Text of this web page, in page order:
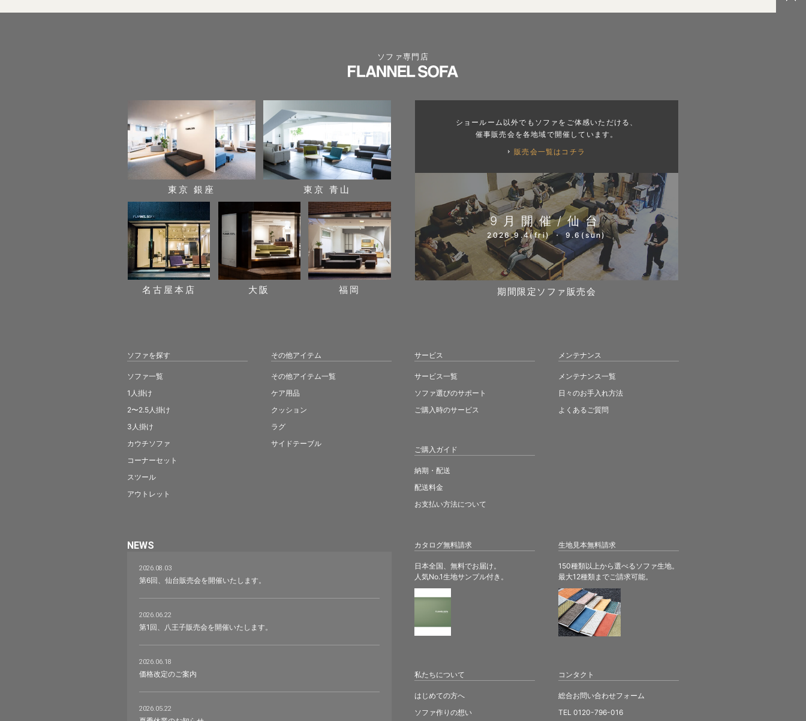
ソファ専門店
カタログ無料請求
日本全国、無料でお届け。
人気No.1生地サンプル付き。
生地見本無料請求
150種類以上から選べるソファ生地。
最大12種類までご請求可能。
東京 銀座 東京 青山
名古屋本店 大阪 福岡
ショールーム以外でもソファをご体感いただける、
催事販売会を各地域で開催しています。
販売会一覧はコチラ
9月開催/仙台
2026.9.4(fri) ・ 9.6(sun)
期間限定ソファ販売会
ソファを探す
ソファ一覧
1人掛け
2〜2.5人掛け
3人掛け
カウチソファ
コーナーセット
スツール
アウトレット
その他アイテム
その他アイテム一覧
ケア用品
クッション
ラグ
サイドテーブル
サービス
サービス一覧
ソファ選びのサポート
ご購入時のサービス
ご購入ガイド
納期・配送
配送料金
お支払い方法について
メンテナンス
メンテナンス一覧
日々のお手入れ方法
よくあるご質問
NEWS
2026.08.03
第6回、仙台販売会を開催いたします。
2026.06.22
第1回、八王子販売会を開催いたします。
2026.06.18
価格改定のご案内
2026.05.22
私たちについて
はじめての方へ
ソファ作りの想い
コンタクト
総合お問い合わせフォーム
TEL 0120-796-016